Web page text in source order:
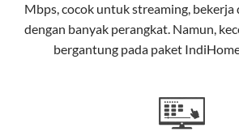
Selain internet, layanan IndiHome
interaktif (IndiHome TV) dan
satu paket.
Teknologi di Balik WiFi IndiHome
Wifi IndiHome menggunakan
Mbps, cocok untuk streaming, bekerja
dengan banyak perangkat. Namun,
bergantung pada paket